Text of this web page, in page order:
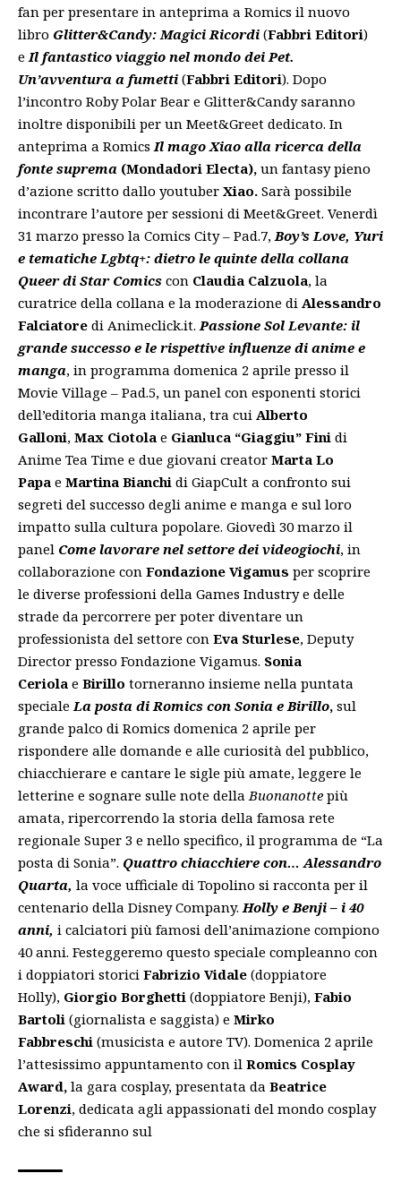
fan per presentare in anteprima a Romics il nuovo
libro Glitter&Candy: Magici Ricordi (Fabbri Editori)
eIl fantastico viaggio nel mondo dei Pet.
Un’avventura a fumetti (Fabbri Editori). Dopo
l’incontro Roby Polar Bear e Glitter&Candy saranno
inoltre disponibili per un Meet&Greet dedicato. In
anteprima a RomicsIl mago Xiao alla ricerca della
fonte suprema (Mondadori Electa), un fantasy pieno
d’azione scritto dallo youtuber Xiao. Sarà possibile
incontrare l’autore per sessioni di Meet&Greet. Venerdì
31 marzo presso la Comics City – Pad.7,Boy’s Love, Yuri
e tematiche Lgbtq+: dietro le quinte della collana
Queer di Star Comics con Claudia Calzuola, la
curatrice della collana e la moderazione di Alessandro
Falciatore di Animeclick.it.Passione Sol Levante: il
grande successo e le rispettive influenze di anime e
manga, in programma domenica 2 aprile presso il
Movie Village – Pad.5, un panel con esponenti storici
dell’editoria manga italiana, tra cui Alberto
Galloni, Max Ciotola e Gianluca “Giaggiu” Fini di
Anime Tea Time e due giovani creator Marta Lo
Papa e Martina Bianchi di GiapCult a confronto sui
segreti del successo degli anime e manga e sul loro
impatto sulla cultura popolare. Giovedì 30 marzo il
panel Come lavorare nel settore dei videogiochi, in
collaborazione con Fondazione Vigamus per scoprire
le diverse professioni della Games Industry e delle
strade da percorrere per poter diventare un
professionista del settore con Eva Sturlese, Deputy
Director presso Fondazione Vigamus. Sonia
Ceriola e Birillo torneranno insieme nella puntata
specialeLa posta di Romics con Sonia e Birillo, sul
grande palco di Romics domenica 2 aprile per
rispondere alle domande e alle curiosità del pubblico,
chiacchierare e cantare le sigle più amate, leggere le
letterine e sognare sulle note dellaBuonanotte più
amata, ripercorrendo la storia della famosa rete
regionale Super 3 e nello specifico, il programma de “La
posta di Sonia”. Quattro chiacchiere con… Alessandro
Quarta, la voce ufficiale di Topolino si racconta per il
centenario della Disney Company.Holly e Benji – i 40
anni, i calciatori più famosi dell’animazione compiono
40 anni. Festeggeremo questo speciale compleanno con
i doppiatori storici Fabrizio Vidale (doppiatore
Holly), Giorgio Borghetti (doppiatore Benji), Fabio
Bartoli (giornalista e saggista) e Mirko
Fabbreschi (musicista e autore TV). Domenica 2 aprile
l’attesissimo appuntamento con il Romics Cosplay
Award, la gara cosplay, presentata da Beatrice
Lorenzi, dedicata agli appassionati del mondo cosplay
che si sfideranno sul